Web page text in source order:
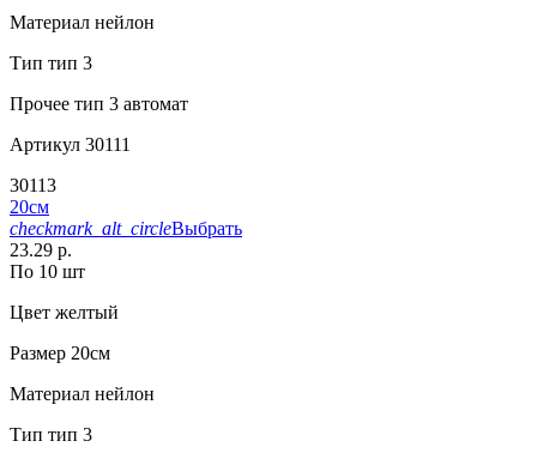
Материал нейлон
Тип тип 3
Прочее тип 3 автомат
Артикул 30111
30113
20см
checkmark_alt_circleВыбрать
23.29 р.
По 10 шт
Цвет желтый
Размер 20см
Материал нейлон
Тип тип 3